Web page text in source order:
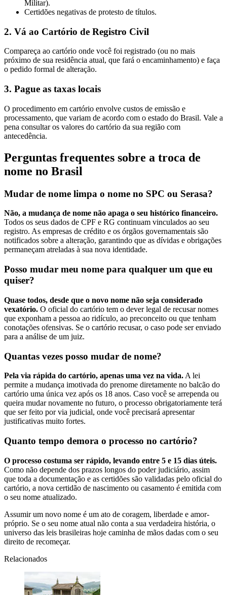
Militar).
Certidões negativas de protesto de títulos.
2. Vá ao Cartório de Registro Civil
Compareça ao cartório onde você foi registrado (ou no mais
próximo de sua residência atual, que fará o encaminhamento) e faça
o pedido formal de alteração.
3. Pague as taxas locais
O procedimento em cartório envolve custos de emissão e
processamento, que variam de acordo com o estado do Brasil. Vale a
pena consultar os valores do cartório da sua região com
antecedência.
Perguntas frequentes sobre a troca de
nome no Brasil
Mudar de nome limpa o nome no SPC ou Serasa?
Não, a mudança de nome não apaga o seu histórico financeiro.
Todos os seus dados de CPF e RG continuam vinculados ao seu
registro. As empresas de crédito e os órgãos governamentais são
notificados sobre a alteração, garantindo que as dívidas e obrigações
permaneçam atreladas à sua nova identidade.
Posso mudar meu nome para qualquer um que eu
quiser?
Quase todos, desde que o novo nome não seja considerado
vexatório. O oficial do cartório tem o dever legal de recusar nomes
que exponham a pessoa ao ridículo, ao preconceito ou que tenham
conotações ofensivas. Se o cartório recusar, o caso pode ser enviado
para a análise de um juiz.
Quantas vezes posso mudar de nome?
Pela via rápida do cartório, apenas uma vez na vida. A lei
permite a mudança imotivada do prenome diretamente no balcão do
cartório uma única vez após os 18 anos. Caso você se arrependa ou
queira mudar novamente no futuro, o processo obrigatoriamente terá
que ser feito por via judicial, onde você precisará apresentar
justificativas muito fortes.
Quanto tempo demora o processo no cartório?
O processo costuma ser rápido, levando entre 5 e 15 dias úteis.
Como não depende dos prazos longos do poder judiciário, assim
que toda a documentação e as certidões são validadas pelo oficial do
cartório, a nova certidão de nascimento ou casamento é emitida com
o seu nome atualizado.
Assumir um novo nome é um ato de coragem, liberdade e amor-
próprio. Se o seu nome atual não conta a sua verdadeira história, o
universo das leis brasileiras hoje caminha de mãos dadas com o seu
direito de recomeçar.
Relacionados